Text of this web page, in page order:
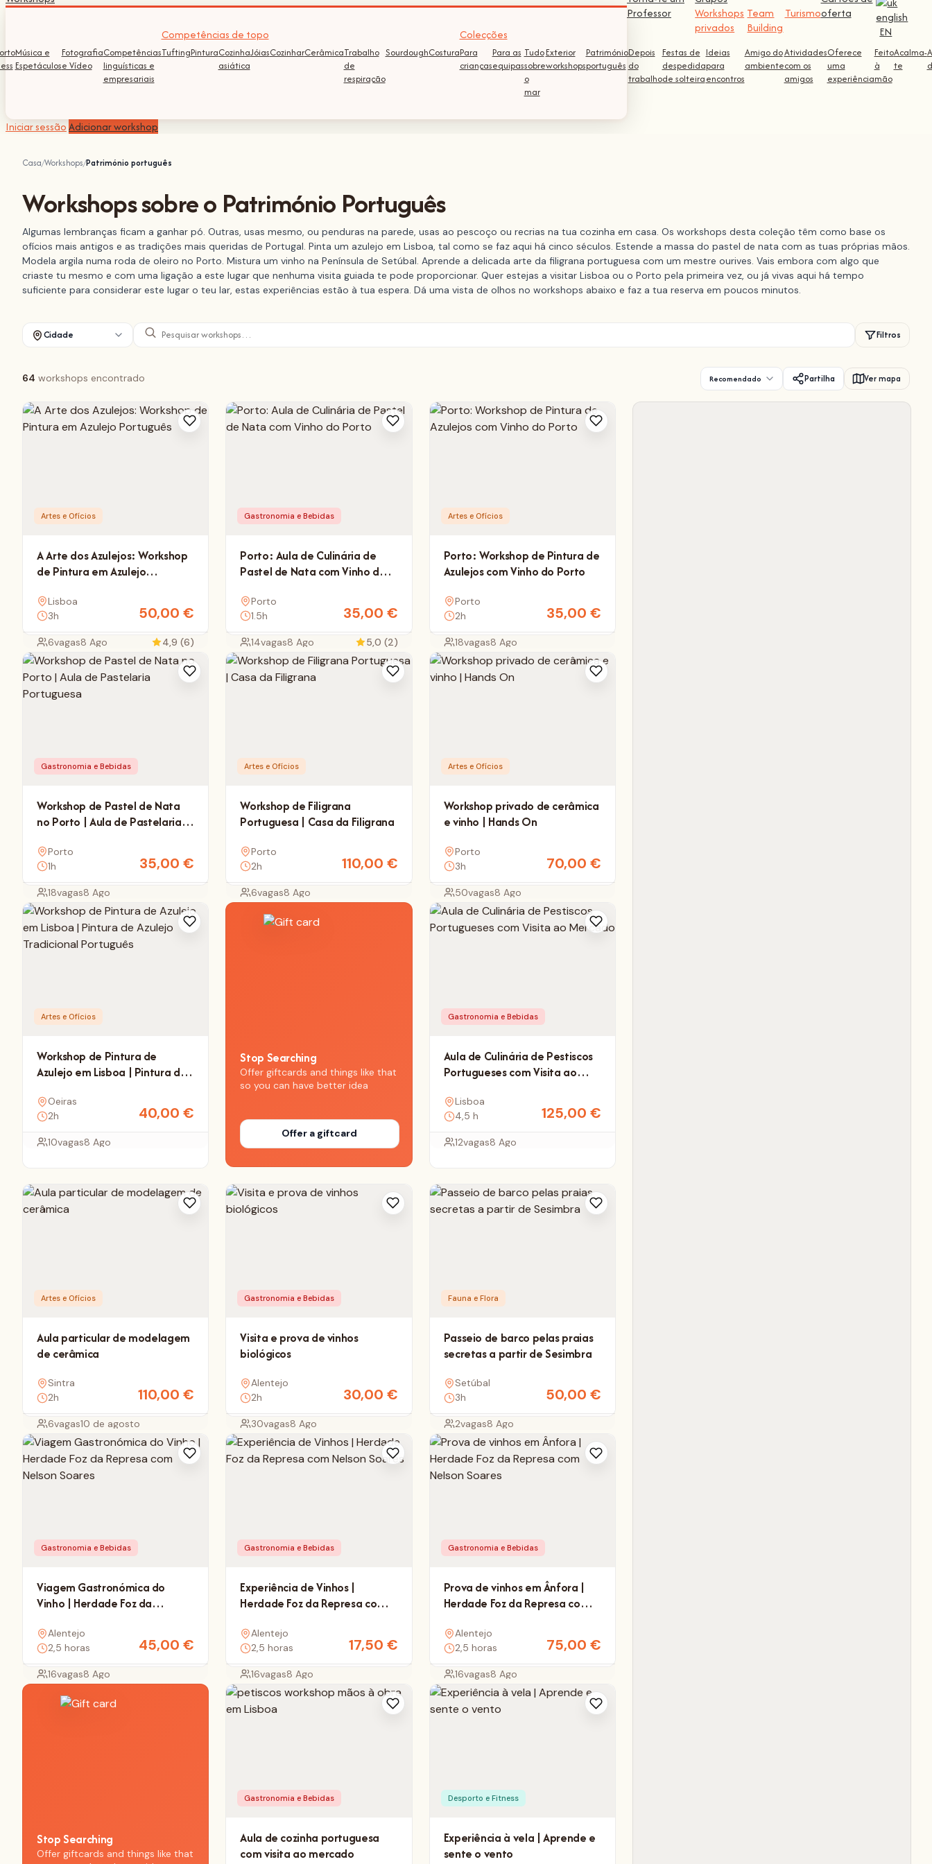
Música e
Espetáculos
Fotografia
e Vídeo
Competências
linguísticas e
empresariais
Competências de topo
TuftingPinturaCozinha
asiática
JóiasCozinharCerâmicaTrabalho
de
respiração
SourdoughCostura
Colecções
Para
crianças
Para as
equipas
Tudo
sobre
o
mar
Exterior
workshops
Património
português
Depois
do
trabalho
Festas de
despedida
de solteira
Ideias
para
encontros
Amigo do
ambiente
Atividades
com os
amigos
Oferece
uma
experiência
Feito
à
mão
Acalma-
te
Professor
Workshops
privados
Team
Building
Turismooferta
EN
Iniciar sessãoAdicionar workshop
Casa Workshops Património português
Workshops sobre o Património Português
Algumas lembranças ficam a ganhar pó. Outras, usas mesmo, ou penduras na parede, usas ao pescoço ou recrias na tua cozinha em casa. Os workshops desta coleção têm como base os
ofícios mais antigos e as tradições mais queridas de Portugal. Pinta um azulejo em Lisboa, tal como se faz aqui há cinco séculos. Estende a massa do pastel de nata com as tuas próprias mãos.
Modela argila numa roda de oleiro no Porto. Mistura um vinho na Península de Setúbal. Aprende a delicada arte da filigrana portuguesa com um mestre ourives. Vais embora com algo que
criaste tu mesmo e com uma ligação a este lugar que nenhuma visita guiada te pode proporcionar. Quer estejas a visitar Lisboa ou o Porto pela primeira vez, ou já vivas aqui há tempo
suficiente para considerar este lugar o teu lar, estas experiências estão à tua espera. Dá uma vista de olhos no workshops abaixo e faz a tua reserva em poucos minutos.
Cidade Filtros
64 workshops encontrado Recomendado Partilha Ver mapa
Artes e Ofícios
A Arte dos Azulejos: Workshop
de Pintura em Azulejo
Lisboa
3h
50,00€
6vagas8 Ago 4,9 (6)
Gastronomia e Bebidas
Porto: Aula de Culinária de
Pastel de Nata com Vinho do
Porto
1.5h
35,00 €
14vagas8 Ago 5,0 (2)
Artes e Ofícios
Porto: Workshop de Pintura de
Azulejos com Vinho do Porto
Porto
2h
35,00 €
18vagas8 Ago
Gastronomia e Bebidas
Workshop de Pastel de Nata
no Porto | Aula de Pastelaria
Porto
1h
35,00€
18vagas8 Ago
Artes e Ofícios
Workshop de Filigrana
Portuguesa | Casa da Filigrana
Porto
2h
110,00 €
6vagas8 Ago
Artes e Ofícios
Workshop privado de cerâmica
e vinho | Hands On
Porto
3h
70,00 €
50vagas8 Ago
Artes e Ofícios
Workshop de Pintura de
Azulejo em Lisboa | Pintura de
Oeiras
2h
40,00€
10vagas8 Ago
Stop Searching
Offer giftcards and things like that
so you can have better idea
Offer a giftcard
Gastronomia e Bebidas
Aula de Culinária de Pestiscos
Portugueses com Visita ao
Lisboa
4,5 h
125,00 €
12vagas8 Ago
Artes e Ofícios
Aula particular de modelagem
de cerâmica
Sintra
2h
110,00€
6vagas10 de agosto
Gastronomia e Bebidas
Visita e prova de vinhos
biológicos
Alentejo
2h
30,00 €
30vagas8 Ago
Fauna e Flora
Passeio de barco pelas praias
secretas a partir de Sesimbra
Setúbal
3h
50,00 €
2vagas8 Ago
Gastronomia e Bebidas
Viagem Gastronómica do
Vinho | Herdade Foz da
Alentejo
2,5 horas
45,00€
16vagas8 Ago
Gastronomia e Bebidas
Experiência de Vinhos |
Herdade Foz da Represa com
Alentejo
2,5 horas
17,50 €
16vagas8 Ago
Gastronomia e Bebidas
Prova de vinhos em Ânfora |
Herdade Foz da Represa com
Alentejo
2,5 horas
75,00 €
16vagas8 Ago
Stop Searching
Offer giftcards and things like that
Gastronomia e Bebidas
Aula de cozinha portuguesa
com visita ao mercado
Desporto e Fitness
Experiência à vela | Aprende e
sente o vento